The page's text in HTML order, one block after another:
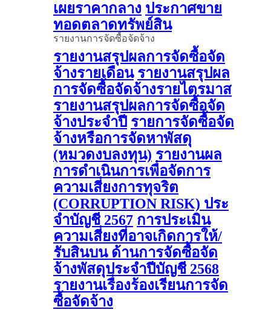
เผยราคากลาง ประกาศขาย
ทอดตลาดทรัพย์สิน
รายงานการจัดซื้อจัดจ้าง
รายงานสรุปผลการจัดซื้อจัด
จ้างรายเดือน รายงานสรุปผล
การจัดซื้อจัดจ้างรายไตรมาส
รายงานสรุปผลการจัดซื้อจัด
จ้างประจำปี รายการจัดซื้อจัด
จ้างหรือการจัดหาพัสดุ
(หมวดงบลงทุน) รายงานผล
การดําเนินการเพื่อจัดการ
ความเสี่ยงการทุจริต
(CORRUPTION RISK) ประ
จําบัญชี 2567 การประเมิน
ความเสี่ยงที่อาจเกิดการให้/
รับสินบน ด้านการจัดซื้อจัด
จ้างพัสดุประจําปีบัญชี 2568
รายงานเรื่องร้องเรียนการจัด
ซื้อจัดจ้าง